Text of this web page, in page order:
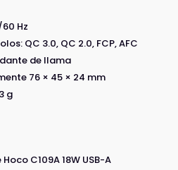
Hz
QC 3.0, QC 2.0, FCP, AFC
de llama
76 × 45 × 24 mm
g
C109A 18W USB-A